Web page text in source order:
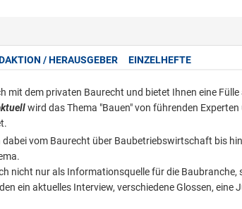
/ HERAUSGEBER EINZELHEFTE
mit dem privaten Baurecht und bietet Ihnen eine
wird das Thema "Bauen" von führenden
dabei vom Baurecht über Baubetriebswirtschaft bis
nicht nur als Informationsquelle für die
ein aktuelles Interview, verschiedene Glossen,